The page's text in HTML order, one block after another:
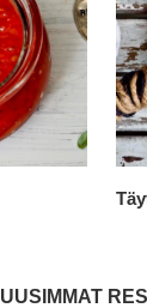
UUSIMMAT